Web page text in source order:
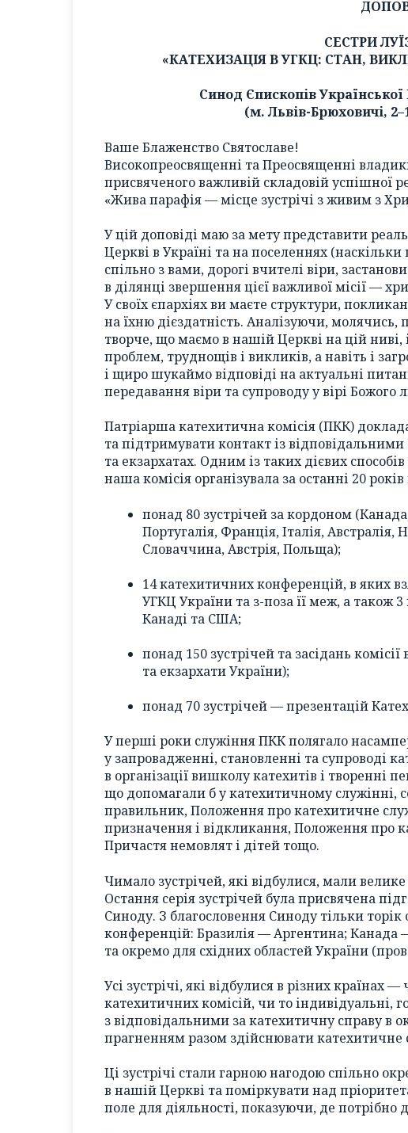
СЕСТРИ
«КАТЕХИЗАЦІЯ В УГКЦ: СТАН,
Синод Єпископів
(м. Львів-Брюховичі,
Ваше Блаженство Святославе!
Високопреосвященні та Преосвященні
присвяченого важливій складовій успішної
«Жива парафія — місце зустрічі з живим з
У цій доповіді маю за мету представити
Церкві в Україні та на поселеннях
спільно з вами, дорогі вчителі віри,
в ділянці звершення цієї важливої місії —
У своїх єпархіях ви маєте структури,
на їхню дієздатність. Аналізуючи, молячись,
творче, що маємо в нашій Церкві на цій ниві,
проблем, труднощів і викликів, а навіть і
і щиро шукаймо відповіді на актуальні
передавання віри та супроводу у вірі Божого
Патріарша катехитична комісія (ПКК)
та підтримувати контакт із
та екзархатах. Одним із таких дієвих
наша комісія організувала за останні 20
понад 80 зустрічей за кордоном
Португалія, Франція, Італія,
Словаччина, Австрія, Польща);
14 катехитичних конференцій, в яких
УГКЦ України та з-поза її меж, а також
Канаді та США;
понад 150 зустрічей та засідань комісії
та екзархати України);
понад 70 зустрічей — презентацій
У перші роки служіння ПКК полягало
у запровадженні, становленні та супроводі
в організації вишколу катехитів і творенні
що допомагали б у катехитичному служінні,
правильник, Положення про катехитичне
призначення і відкликання, Положення про
Причастя немовлят і дітей тощо.
Чимало зустрічей, які відбулися, мали
Остання серія зустрічей була присвячена
Синоду. З благословення Синоду тільки торік
конференцій: Бразилія — Аргентина; Канада
та окремо для східних областей України
Усі зустрічі, які відбулися в різних країнах
катехитичних комісій, чи то індивідуальні,
з відповідальними за катехитичну справу в
прагненням разом здійснювати
Ці зустрічі стали гарною нагодою спільно
в нашій Церкві та поміркувати над
поле для діяльності, показуючи, де потрібно